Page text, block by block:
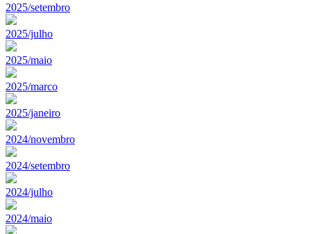
2025/setembro
2025/julho
2025/maio
2025/marco
2025/janeiro
2024/novembro
2024/setembro
2024/julho
2024/maio